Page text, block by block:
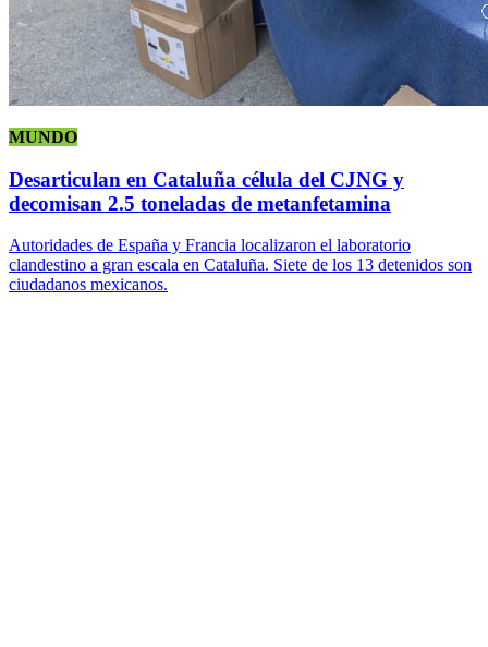
MUNDO
Desarticulan en Cataluña célula del CJNG y
decomisan 2.5 toneladas de metanfetamina
Autoridades de España y Francia localizaron el laboratorio
clandestino a gran escala en Cataluña. Siete de los 13 detenidos son
ciudadanos mexicanos.